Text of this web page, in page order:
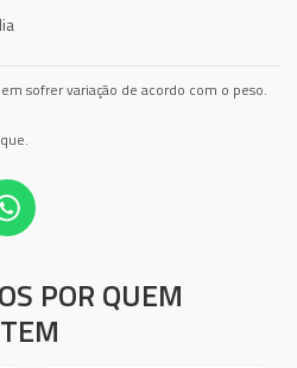
sofrer variação de acordo com o peso.
POR QUEM